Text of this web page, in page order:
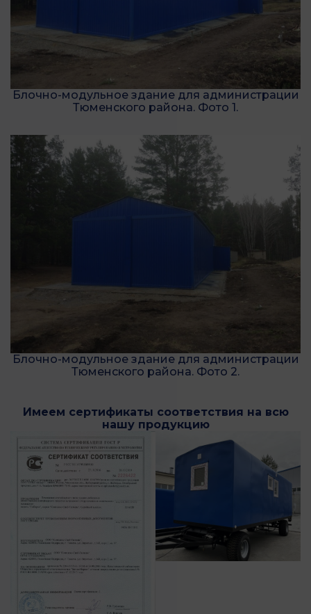
Блочно-модульное здание для администрации
Тюменского района. Фото 1.
Блочно-модульное здание для администрации
Тюменского района. Фото 2.
Имеем сертификаты соответствия на всю
нашу продукцию